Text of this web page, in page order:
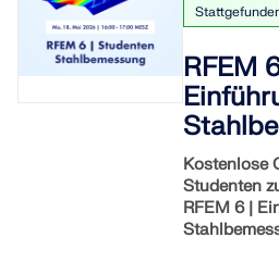
RWIND 3
CFD-Software für digitale
Weitere
SUPPORT ERHALTEN
kompetenten Support.
KOSTENLOSE LIZENZ
MIT DEM SUPPORT IN
Werden Sie Teil eines
Ingenieursoftware und bringen
neues Niveau.
OFFENE STELLEN
RFEM
Kostenlose
Studenten
RFEM 6 |